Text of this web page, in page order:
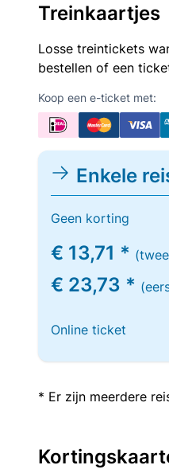
Treinkaartjes
Losse treintickets
bestellen of een
Koop een e-ticket met:
Enkele
Geen korting
€ 13,71 *
€ 23,73 *
Online ticket
* Er zijn meerdere